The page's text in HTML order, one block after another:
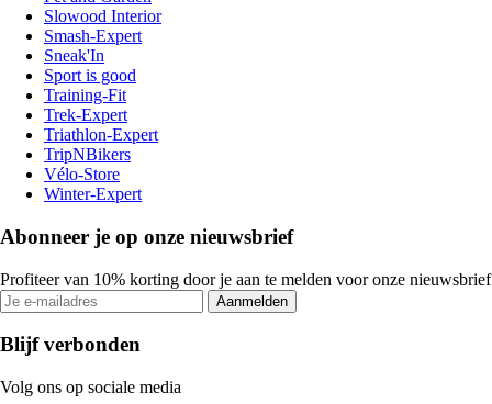
Slowood Interior
Smash-Expert
Sneak'In
Sport is good
Training-Fit
Trek-Expert
Triathlon-Expert
TripNBikers
Vélo-Store
Winter-Expert
Abonneer je op onze nieuwsbrief
Profiteer van 10% korting door je aan te melden voor onze nieuwsbrief
Aanmelden
Blijf verbonden
Volg ons op sociale media